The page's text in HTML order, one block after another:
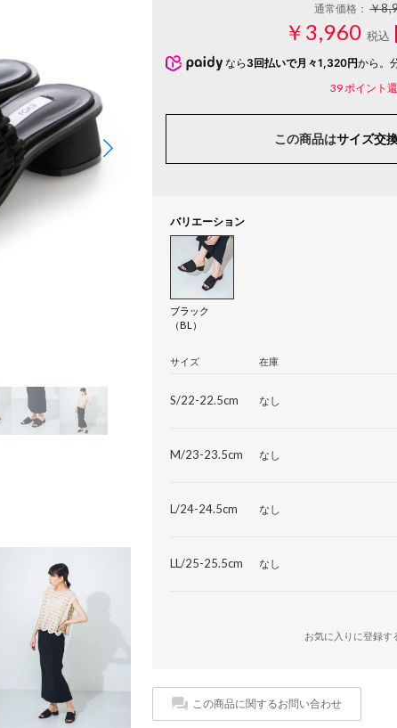
通常価格：￥
￥3,960 税込
なら 3回払いで月々1,320円から。
39 ポイント
この商品はサイズ交
バリエーション
ブラック
（BL）
サイズ 在庫
S/22-22.5cm なし
M/23-23.5cm なし
L/24-24.5cm なし
LL/25-25.5cm なし
お気に入りに登録す
この商品に関するお問い合わせ